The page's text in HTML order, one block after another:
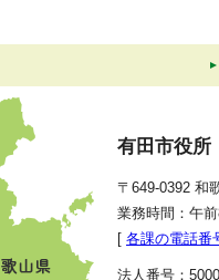
有田市役所
〒649-0392 和
業務時間：午
[ 各課の電話番
法人番号：